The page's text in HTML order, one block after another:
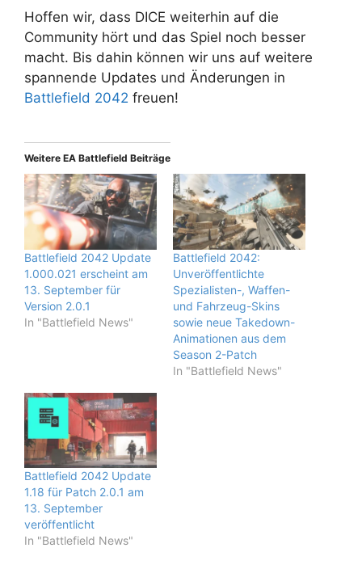
Hoffen wir, dass DICE weiterhin auf die
Community hört und das Spiel noch besser
macht. Bis dahin können wir uns auf weitere
spannende Updates und Änderungen in
Battlefield 2042 freuen!
Weitere EA Battlefield Beiträge
Battlefield 2042 Update
1.000.021 erscheint am
13. September für
Version 2.0.1
In "Battlefield News"
Battlefield 2042:
Unveröffentlichte
Spezialisten-, Waffen-
und Fahrzeug-Skins
sowie neue Takedown-
Animationen aus dem
Season 2-Patch
In "Battlefield News"
Battlefield 2042 Update
1.18 für Patch 2.0.1 am
13. September
veröffentlicht
In "Battlefield News"